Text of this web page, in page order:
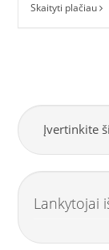
Skaityti plačiau
Įvertinkite
Lankytojai